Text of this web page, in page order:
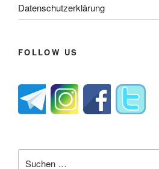
Datenschutzerklärung
FOLLOW US